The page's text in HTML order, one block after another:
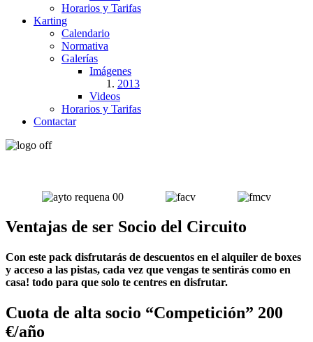
Horarios y Tarifas
Karting
Calendario
Normativa
Galerías
Imágenes
2013
Videos
Horarios y Tarifas
Contactar
Ventajas de ser Socio del Circuito
Con este pack disfrutarás de descuentos en el alquiler de boxes
y acceso a las pistas, cada vez que vengas te sentirás como en
casa! todo para que solo te centres en disfrutar.
Cuota de alta socio “Competición” 200
€/año